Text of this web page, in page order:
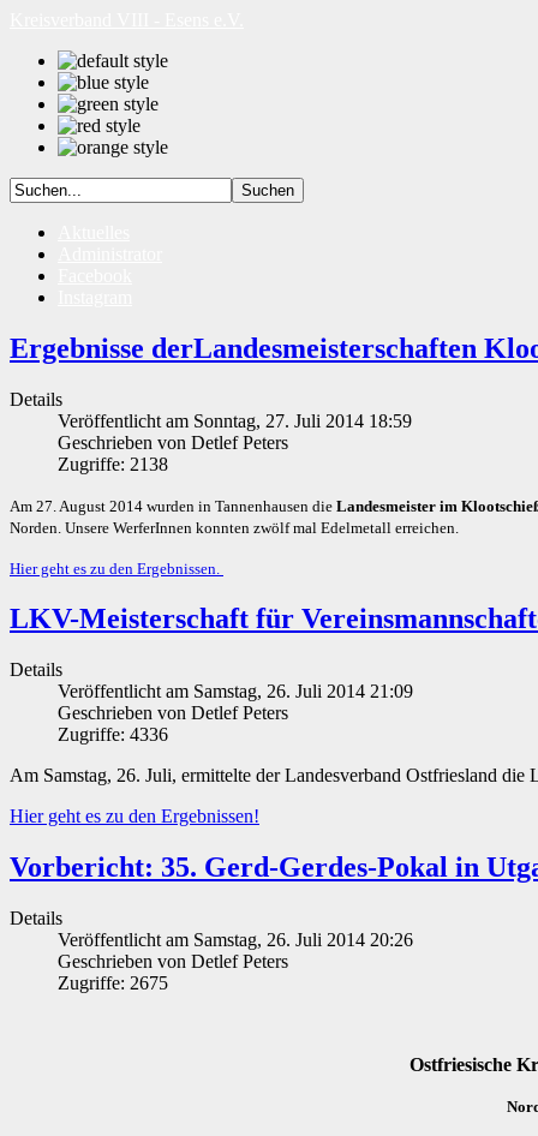
Ergebnisse derLandesmeisterschaften
Details
Veröffentlicht am Sonntag, 27. Juli 2014 18:59
Geschrieben von Detlef Peters
Zugriffe: 2138
Am 27. August 2014 wurden in Tannenhausen die Landesmeister im
Norden. Unsere WerferInnen konnten zwölf mal Edelmetall erreichen.
Hier geht es zu den Ergebnissen.
LKV-Meisterschaft für
Details
Veröffentlicht am Samstag, 26. Juli 2014 21:09
Geschrieben von Detlef Peters
Zugriffe: 4336
Am Samstag, 26. Juli, ermittelte der Landesverband Ostfriesland
Hier geht es zu den Ergebnissen!
Vorbericht: 35. Gerd-Gerdes-Pokal in
Details
Veröffentlicht am Samstag, 26. Juli 2014 20:26
Geschrieben von Detlef Peters
Zugriffe: 2675
Ostfriesische